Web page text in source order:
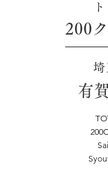
200
埼
有